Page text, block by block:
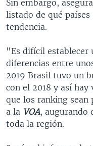
Sin embargo,
listado de qué países
tendencia.
"Es difícil establecer
diferencias entre
2019 Brasil tuvo un
con el 2018 y así
que los ranking
a la VOA, augurando
toda la región.